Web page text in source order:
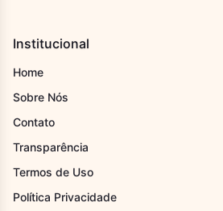
Institucional
Home
Sobre Nós
Contato
Transparência
Termos de Uso
Política Privacidade